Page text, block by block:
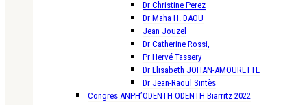
Dr Christine Perez
Dr Maha H. DAOU
Jean Jouzel
Dr Catherine Rossi,
Pr Hervé Tassery
Dr Elisabeth JOHAN-AMOURETTE
Dr Jean-Raoul Sintès
Congres ANPH’ODENTH ODENTH Biarritz 2022